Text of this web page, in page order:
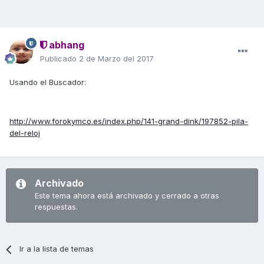
abhang
Publicado 2 de Marzo del 2017
Usando el Buscador:
http://www.forokymco.es/index.php/141-grand-dink/197852-pila-
del-reloj
Archivado
Este tema ahora está archivado y cerrado a otras
respuestas.
Ir a la lista de temas